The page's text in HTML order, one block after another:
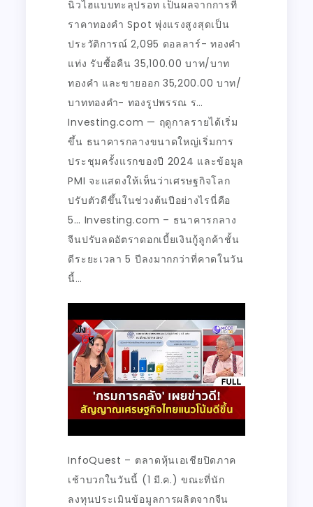
นิวไฮแบบทะลุปรอท เป็นผลจากการที่
ราคาทองคํา Spot พุ่งแรงสูงสุดเป็น
ประวัติการณ์ 2,095 ดอลลาร์- ทองคำ
แท่ง รับซื้อคืน 35,100.00 บาท/บาท
ทองคำ และขายออก 35,200.00 บาท/
บาททองคำ- ทองรูปพรรณ ร…
Investing.com — ฤดูกาลรายได้เริ่ม
ขึ้น ธนาคารกลางขนาดใหญ่เริ่มการ
ประชุมครั้งแรกของปี 2024 และข้อมูล
PMI จะแสดงให้เห็นว่าเศรษฐกิจโลก
ปรับตัวดีขึ้นในช่วงต้นปีอย่างไรนี่คือ
5… Investing.com – ธนาคารกลาง
จีนปรับลดอัตราดอกเบี้ยเงินกู้ลูกค้าชั้น
ดีระยะเวลา 5 ปีลงมากกว่าที่คาดในวัน
นี้…
InfoQuest – ตลาดหุ้นเอเชียปิดภาค
เช้าบวกในวันนี้ (1 มี.ค.) ขณะที่นัก
ลงทุนประเมินข้อมูลการผลิตจากจีน